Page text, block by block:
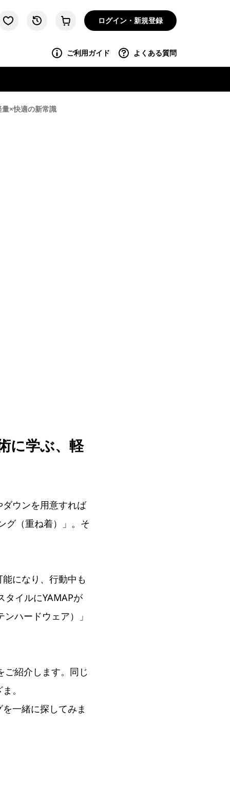
ログイン・新規登録
ご利用ガイド よくある質問
×快適の新常識
に学ぶ、軽
ウンを用意すれば
グ（重ね着）」。そ
になり、行動中も
タイルにYAMAPが
ハードウェア）」
ご紹介します。同じ
。
一緒に探してみま